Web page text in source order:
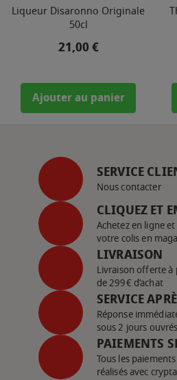
Liqueur Disaronno Originale
50cl
Prix
21,00 €
Ajouter au panier
SERVICE
Nous contacter
CLIQUEZ ET
Achetez en ligne
votre colis en
LIVRAISON
Livraison offerte à
de 299€ d’achat
SERVICE
Réponse
sous 2 jours ouvrés
PAIEMENTS
Tous les
réalisés avec